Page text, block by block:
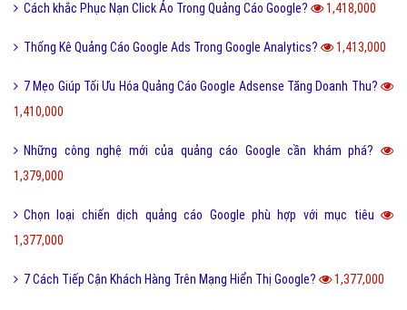
Cách khắc Phục Nạn Click Ảo Trong Quảng Cáo Google? 1,418,000
Thống Kê Quảng Cáo Google Ads Trong Google Analytics? 1,413,000
7 Mẹo Giúp Tối Ưu Hóa Quảng Cáo Google Adsense Tăng Doanh Thu?
1,410,000
Những công nghệ mới của quảng cáo Google cần khám phá?
1,379,000
Chọn loại chiến dịch quảng cáo Google phù hợp với mục tiêu
1,377,000
7 Cách Tiếp Cận Khách Hàng Trên Mạng Hiển Thị Google? 1,377,000